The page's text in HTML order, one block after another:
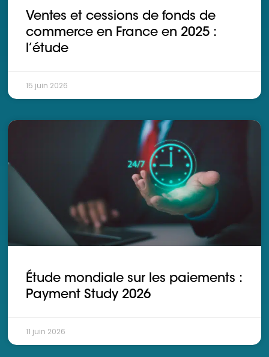
Ventes et cessions de fonds de
commerce en France en 2025 :
l’étude
15 juin 2026
Étude mondiale sur les paiements :
Payment Study 2026
11 juin 2026